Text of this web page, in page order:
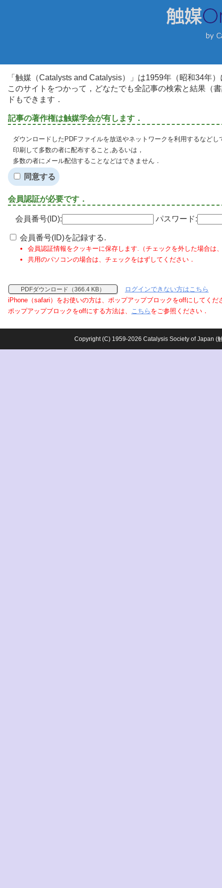
「触媒（Catalysts and Catalysis）」は1959年（昭和34年
このサイトをつかって，どなたでも全記事の検索と結果（
ドもできます．
記事の著作権は触媒学会が有します．
ダウンロードしたPDFファイルを放送やネットワークを利用するなど
印刷して多数の者に配布すること,あるいは，
多数の者にメール配信することなどはできません．
同意する
会員認証が必要です．
会員番号(ID): パスワード:
会員番号(ID)を記録する.
会員認証情報をクッキーに保存します.（チェックを外した場合は
共用のパソコンの場合は、チェックをはずしてください．
PDFダウンロード（366.4 KB）
ログインできない方はこちら
iPhone（safari）をお使いの方は、ポップアップブロックをoffにしてくだ
ポップアップブロックをoffにする方法は、 こちら をご参照ください．
Copyright (C) 1959-2026 Catalysis Society of Japan (